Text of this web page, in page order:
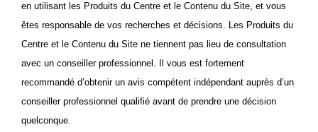
en utilisant les Produits du Centre et le Contenu du Site, et vous
êtes responsable de vos recherches et décisions. Les Produits du
Centre et le Contenu du Site ne tiennent pas lieu de consultation
avec un conseiller professionnel. Il vous est fortement
recommandé d’obtenir un avis compétent indépendant auprès d’un
conseiller professionnel qualifié avant de prendre une décision
quelconque.